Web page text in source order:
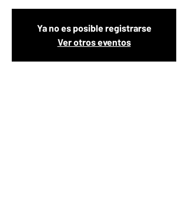
Ya no es posible registrarse
Ver otros eventos